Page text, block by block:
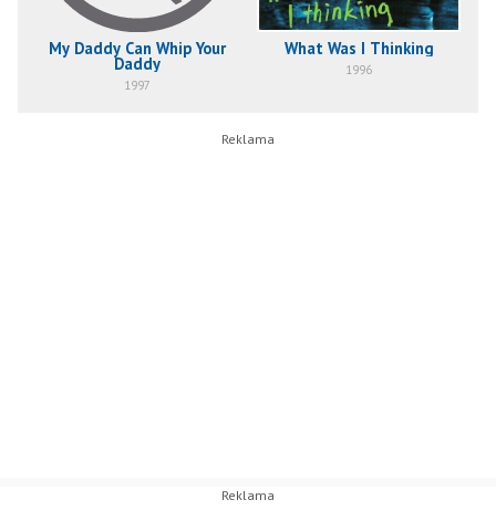
My Daddy Can Whip Your
Daddy
1997
What Was I Thinking
1996